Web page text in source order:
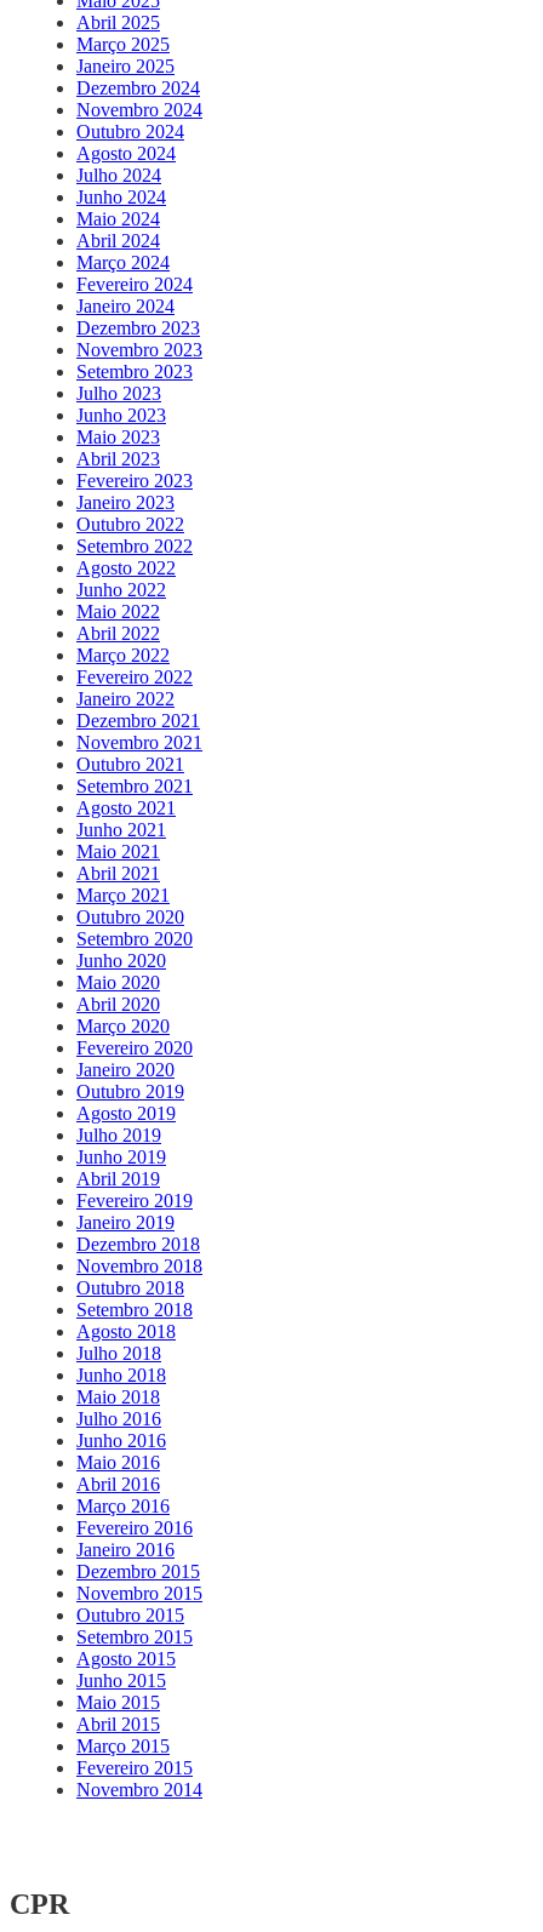
Abril 2025
Março 2025
Janeiro 2025
Dezembro 2024
Novembro 2024
Outubro 2024
Agosto 2024
Julho 2024
Junho 2024
Maio 2024
Abril 2024
Março 2024
Fevereiro 2024
Janeiro 2024
Dezembro 2023
Novembro 2023
Setembro 2023
Julho 2023
Junho 2023
Maio 2023
Abril 2023
Fevereiro 2023
Janeiro 2023
Outubro 2022
Setembro 2022
Agosto 2022
Junho 2022
Maio 2022
Abril 2022
Março 2022
Fevereiro 2022
Janeiro 2022
Dezembro 2021
Novembro 2021
Outubro 2021
Setembro 2021
Agosto 2021
Junho 2021
Maio 2021
Abril 2021
Março 2021
Outubro 2020
Setembro 2020
Junho 2020
Maio 2020
Abril 2020
Março 2020
Fevereiro 2020
Janeiro 2020
Outubro 2019
Agosto 2019
Julho 2019
Junho 2019
Abril 2019
Fevereiro 2019
Janeiro 2019
Dezembro 2018
Novembro 2018
Outubro 2018
Setembro 2018
Agosto 2018
Julho 2018
Junho 2018
Maio 2018
Julho 2016
Junho 2016
Maio 2016
Abril 2016
Março 2016
Fevereiro 2016
Janeiro 2016
Dezembro 2015
Novembro 2015
Outubro 2015
Setembro 2015
Agosto 2015
Junho 2015
Maio 2015
Abril 2015
Março 2015
Fevereiro 2015
Novembro 2014
CPR